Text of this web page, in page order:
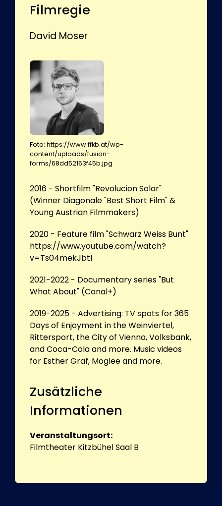
Filmregie
David Moser
Foto: https://www.ffkb.at/wp-
content/uploads/fusion-
forms/68dd52163f45b.jpg
2016 - Shortfilm "Revolucion Solar"
(Winner Diagonale "Best Short Film" &
Young Austrian Filmmakers)
2020 - Feature film "Schwarz Weiss Bunt"
https://www.youtube.com/watch?
v=Ts04mekJbtI
2021-2022 - Documentary series "But
What About" (Canal+)
2019-2025 - Advertising: TV spots for 365
Days of Enjoyment in the Weinviertel,
Rittersport, the City of Vienna, Volksbank,
and Coca-Cola and more. Music videos
for Esther Graf, Moglee and more.
Zusätzliche
Informationen
Veranstaltungsort:
Filmtheater Kitzbühel Saal B